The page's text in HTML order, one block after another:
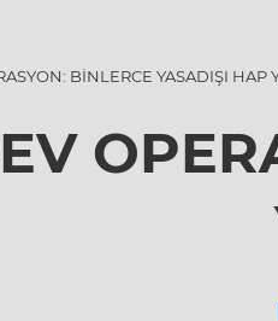
BİNLERCE YASADIŞI HAP